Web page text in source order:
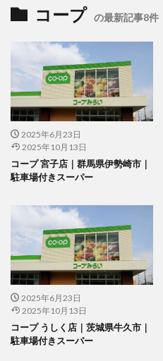
コープ の最新記事8件
2025年6月23日
2025年10月13日
コープ 宮子店｜群馬県伊勢崎市｜
駐車場付きスーパー
2025年6月23日
2025年10月13日
コープ うしく店｜茨城県牛久市｜
駐車場付きスーパー